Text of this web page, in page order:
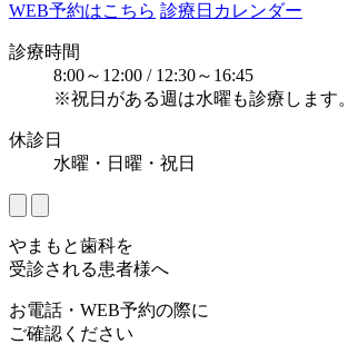
WEB予約はこちら 診療日カレンダー
診療時間
8:00～12:00 / 12:30～16:45
※祝日がある週は水曜も診療します。
休診日
水曜・日曜・祝日
やまもと歯科を
受診される患者様へ
お電話・WEB予約の際に
ご確認ください